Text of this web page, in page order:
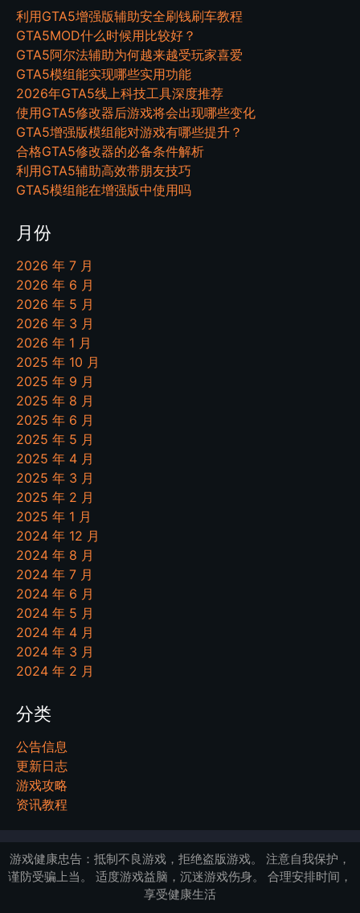
利用GTA5增强版辅助安全刷钱刷车教程
GTA5MOD什么时候用比较好？
GTA5阿尔法辅助为何越来越受玩家喜爱
GTA5模组能实现哪些实用功能
2026年GTA5线上科技工具深度推荐
使用GTA5修改器后游戏将会出现哪些变化
GTA5增强版模组能对游戏有哪些提升？
合格GTA5修改器的必备条件解析
利用GTA5辅助高效带朋友技巧
GTA5模组能在增强版中使用吗
月份
2026 年 7 月
2026 年 6 月
2026 年 5 月
2026 年 3 月
2026 年 1 月
2025 年 10 月
2025 年 9 月
2025 年 8 月
2025 年 6 月
2025 年 5 月
2025 年 4 月
2025 年 3 月
2025 年 2 月
2025 年 1 月
2024 年 12 月
2024 年 8 月
2024 年 7 月
2024 年 6 月
2024 年 5 月
2024 年 4 月
2024 年 3 月
2024 年 2 月
分类
公告信息
更新日志
游戏攻略
资讯教程
游戏健康忠告：抵制不良游戏，拒绝盗版游戏。 注意自我保护，
谨防受骗上当。 适度游戏益脑，沉迷游戏伤身。 合理安排时间，
享受健康生活